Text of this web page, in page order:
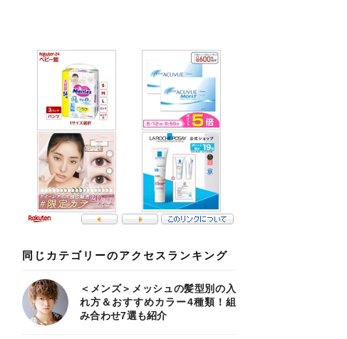
同じカテゴリーのアクセスランキング
＜メンズ＞メッシュの髪型別の入
れ方＆おすすめカラー4種類！組
み合わせ7選も紹介